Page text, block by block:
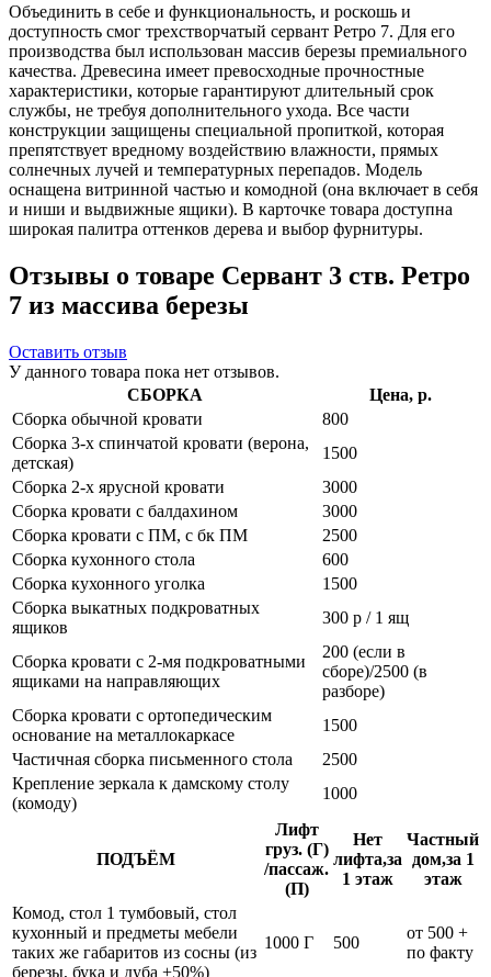
Объединить в себе и функциональность, и роскошь и
доступность смог трехстворчатый сервант Ретро 7. Для его
производства был использован массив березы премиального
качества. Древесина имеет превосходные прочностные
характеристики, которые гарантируют длительный срок
службы, не требуя дополнительного ухода. Все части
конструкции защищены специальной пропиткой, которая
препятствует вредному воздействию влажности, прямых
солнечных лучей и температурных перепадов. Модель
оснащена витринной частью и комодной (она включает в себя
и ниши и выдвижные ящики). В карточке товара доступна
широкая палитра оттенков дерева и выбор фурнитуры.
Отзывы о товаре Сервант 3 ств. Ретро
7 из массива березы
Оставить отзыв
У данного товара пока нет отзывов.
СБОРКА
Цена, р.
Сборка обычной кровати
800
Сборка 3-х спинчатой кровати (верона,
детская)
1500
Сборка 2-х ярусной кровати
3000
Сборка кровати с балдахином
3000
Сборка кровати с ПМ, с бк ПМ
2500
Сборка кухонного стола
600
Сборка кухонного уголка
1500
Сборка выкатных подкроватных
ящиков
300 р / 1 ящ
Сборка кровати с 2-мя подкроватными
ящиками на направляющих
200 (если в
сборе)/2500 (в
разборе)
Сборка кровати с ортопедическим
основание на металлокаркасе
1500
Частичная сборка письменного стола
2500
Крепление зеркала к дамскому столу
(комоду)
1000
ПОДЪЁМ
Лифт
груз. (Г)
/пассаж.
(П)
Нет
лифта,за
1 этаж
Частный
дом,за 1
этаж
Комод, стол 1 тумбовый, стол
кухонный и предметы мебели
таких же габаритов из сосны (из
березы, бука и дуба +50%)
1000 Г 500
от 500 +
по факту